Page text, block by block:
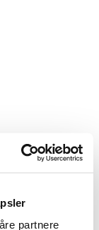
partnere